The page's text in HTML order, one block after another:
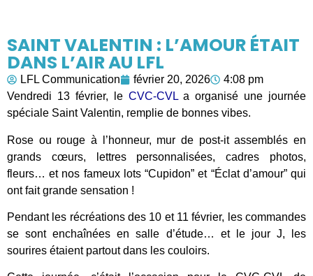
SAINT VALENTIN : L’AMOUR ÉTAIT
DANS L’AIR AU LFL
LFL Communication février 20, 2026
4:08 pm
Vendredi 13 février, le CVC-CVLa organisé une journée
spéciale Saint Valentin, remplie de bonnes vibes.
Rose ou rouge à l’honneur, mur de post-it assemblés en
grands cœurs, lettres personnalisées, cadres photos,
fleurs… et nos fameux lots “Cupidon” et “Éclat d’amour” qui
ont fait grande sensation !
Pendant les récréations des 10 et 11 février, les commandes
se sont enchaînées en salle d’étude… et le jour J, les
sourires étaient partout dans les couloirs.